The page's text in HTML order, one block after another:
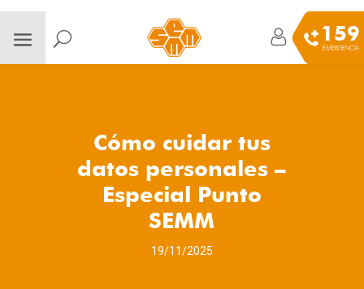
159
EMERGENCIA
Cómo cuidar tus
datos personales –
Especial Punto
SEMM
19/11/2025